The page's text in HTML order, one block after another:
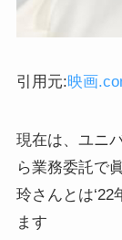
引用元:映画
現在は、ユニ
ら業務委託で
玲さんとは
ます